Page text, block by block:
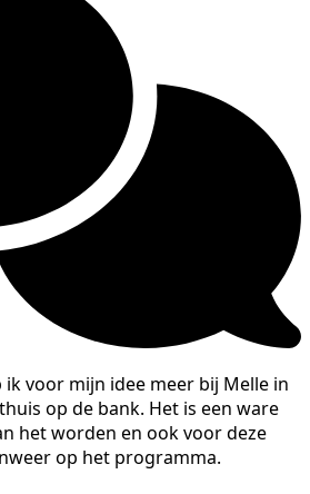
voor mijn idee meer bij Melle in
op de bank. Het is een ware
het worden en ook voor deze
op het programma.